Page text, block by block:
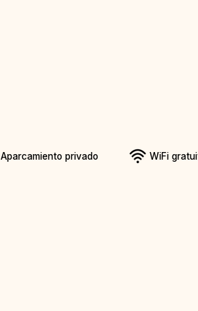
Aparcamiento privado WiFi